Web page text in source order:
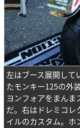
左はブース展開して
たモンキー125の外
ヨンフォアをまん
だ。右はドレミコレ
イルのカスタム。ホ